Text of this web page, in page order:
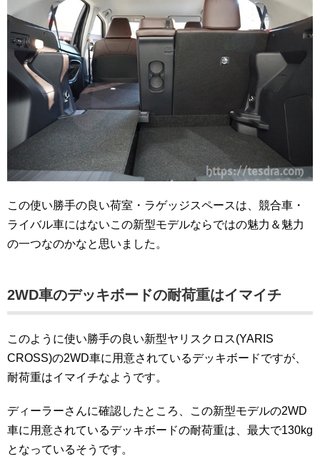
この使い勝手の良い荷室・ラゲッジスペースは、競合車・
ライバル車にはないこの新型モデルならではの魅力＆魅力
の一つなのかなと思いました。
2WD車のデッキボードの耐荷重はイマイチ
このように使い勝手の良い新型ヤリスクロス(YARIS
CROSS)の2WD車に用意されているデッキボードですが、
耐荷重はイマイチなようです。
ディーラーさんに確認したところ、この新型モデルの2WD
車に用意されているデッキボードの耐荷重は、最大で130kg
となっているそうです。